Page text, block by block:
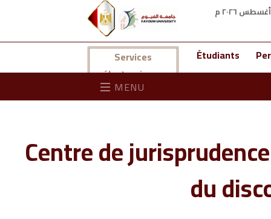
Services
électroniques
Étudiants
MENU
Centre de
du